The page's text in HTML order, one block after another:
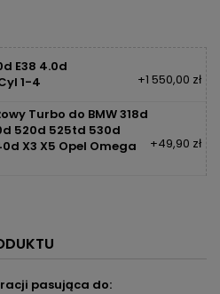
E38 4.0d
1-4
+1 550,00 zł
Turbo do BMW 318d
520d 525td 530d
X3 X5 Opel Omega
+49,90 zł
pasująca do: